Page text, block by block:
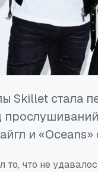
Skillet стала
и «Oceans»
что не